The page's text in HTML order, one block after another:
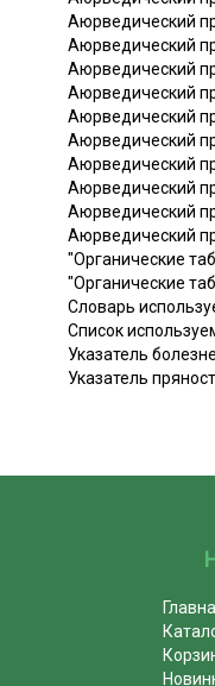
Аюрведический
Аюрведический
Аюрведический
Аюрведический
Аюрведический
Аюрведический
Аюрведический
Аюрведический
Аюрведический
Аюрведический
"Органические
"Органические
Словарь
Список
Указатель
Указатель